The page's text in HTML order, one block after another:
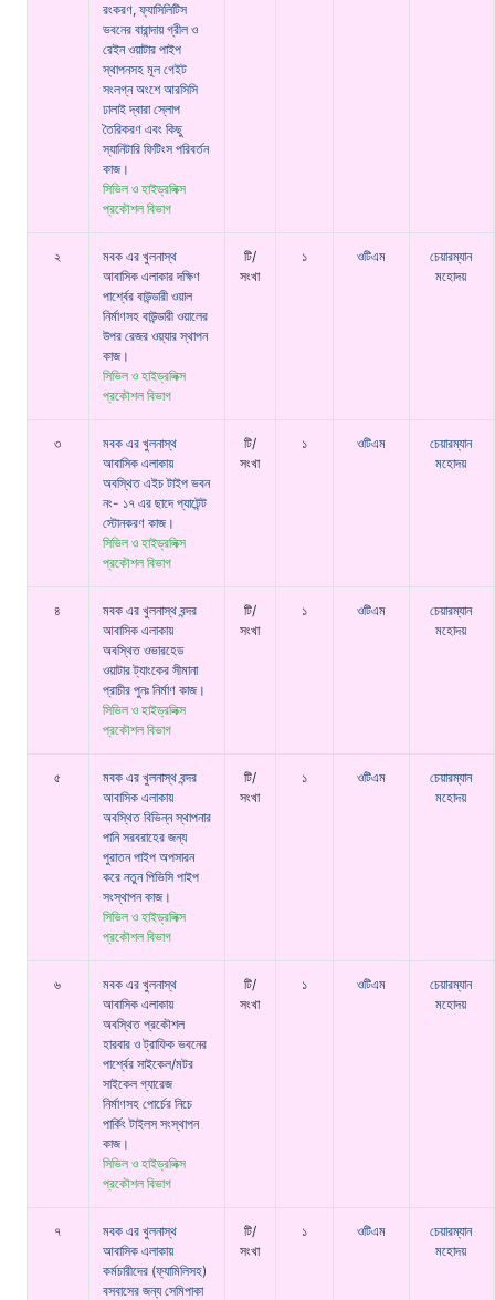
রংকরণ, ফ্যাসিলিটিস
ভবনের বারান্দায় গ্রীল ও
রেইন ওয়াটার পাইপ
স্থাপনসহ মূল গেইট
সংলগ্ন অংশে আরসিসি
ঢালাই দ্বারা স্লোপ
তৈরিকরণ এবং কিছু
স্যানিটারি ফিটিংস পরিবর্তন
কাজ।
সিভিল ও হাইড্রলিক্স
প্রকৌশল বিভাগ
২
মবক এর খুলনাস্থ
আবাসিক এলাকার দক্ষিণ
পার্শ্বের বাউন্ডারী ওয়াল
নির্মাণসহ বাউন্ডারী ওয়ালের
উপর রেজর ওয়্যার স্থাপন
কাজ।
সিভিল ও হাইড্রলিক্স
প্রকৌশল বিভাগ
টি/
সংখা
১ ওটিএম
চেয়ারম্যান
মহোদয়
৩
মবক এর খুলনাস্থ
আবাসিক এলাকায়
অবস্থিত এইচ টাইপ ভবন
নং- ১৭ এর ছাদে প্যাটেন্ট
স্টোনকরণ কাজ।
সিভিল ও হাইড্রলিক্স
প্রকৌশল বিভাগ
টি/
সংখা
১ ওটিএম
চেয়ারম্যান
মহোদয়
৪
মবক এর খুলনাস্থ বন্দর
আবাসিক এলাকায়
অবস্থিত ওভারহেড
ওয়াটার ট্যাংকের সীমানা
প্রাচীর পুনঃ নির্মাণ কাজ।
সিভিল ও হাইড্রলিক্স
প্রকৌশল বিভাগ
টি/
সংখা
১ ওটিএম
চেয়ারম্যান
মহোদয়
৫
মবক এর খুলনাস্থ বন্দর
আবাসিক এলাকায়
অবস্থিত বিভিন্ন স্থাপনার
পানি সরবরাহের জন্য
পুরাতন পাইপ অপসারন
করে নতুন পিভিসি পাইপ
সংস্থাপন কাজ।
সিভিল ও হাইড্রলিক্স
প্রকৌশল বিভাগ
টি/
সংখা
১ ওটিএম
চেয়ারম্যান
মহোদয়
৬
মবক এর খুলনাস্থ
আবাসিক এলাকায়
অবস্থিত প্রকৌশল
হারবার ও ট্রাফিক ভবনের
পার্শ্বের সাইকেল/মটর
সাইকেল গ্যারেজ
নির্মাণসহ পোর্চের নিচে
পার্কিং টাইলস সংস্থাপন
কাজ।
সিভিল ও হাইড্রলিক্স
প্রকৌশল বিভাগ
টি/
সংখা
১ ওটিএম
চেয়ারম্যান
মহোদয়
৭
মবক এর খুলনাস্থ
আবাসিক এলাকায়
কর্মচারীদের (ফ্যামিলিসহ)
বসবাসের জন্য সেমিপাকা
টি/
সংখা
১ ওটিএম
চেয়ারম্যান
মহোদয়